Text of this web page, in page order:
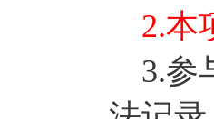
2.本
3.参